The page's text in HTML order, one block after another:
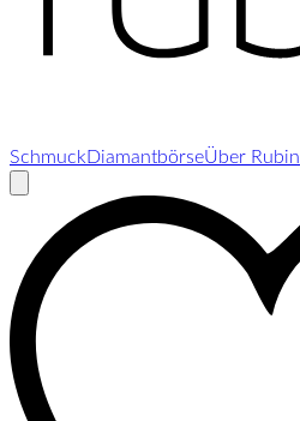
SchmuckDiamantbörseÜber Rubin